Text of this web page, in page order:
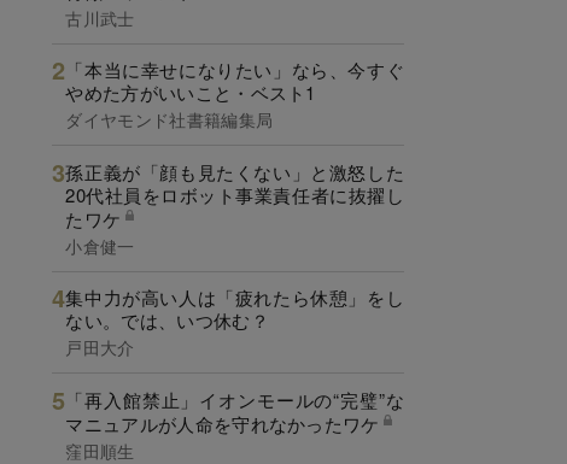
古川武士
「本当に幸せになりたい」なら、今すぐ
やめた方がいいこと・ベスト1
ダイヤモンド社書籍編集局
孫正義が「顔も見たくない」と激怒した
20代社員をロボット事業責任者に抜擢し
たワケ
小倉健一
集中力が高い人は「疲れたら休憩」をし
ない。では、いつ休む？
戸田大介
「再入館禁止」イオンモールの“完璧”な
マニュアルが人命を守れなかったワケ
窪田順生